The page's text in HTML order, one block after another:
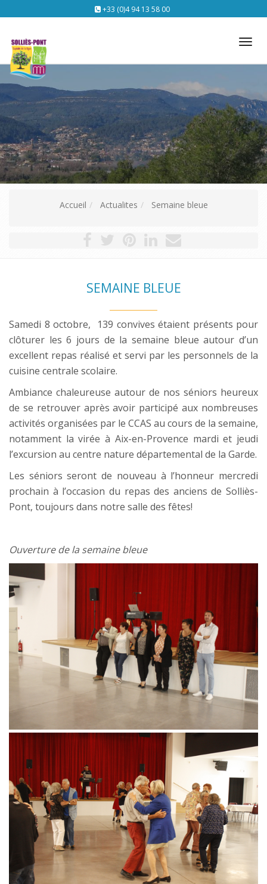
+33 (0)4 94 13 58 00
Accueil Actualites Semaine bleue
SEMAINE BLEUE
Samedi 8 octobre, 139 convives étaient présents pour
clôturer les 6 jours de la semaine bleue autour d’un
excellent repas réalisé et servi par les personnels de la
cuisine centrale scolaire.
Ambiance chaleureuse autour de nos séniors heureux
de se retrouver après avoir participé aux nombreuses
activités organisées par le CCAS au cours de la semaine,
notamment la virée à Aix-en-Provence mardi et jeudi
l’excursion au centre nature départemental de la Garde.
Les séniors seront de nouveau à l’honneur mercredi
prochain à l’occasion du repas des anciens de Solliès-
Pont, toujours dans notre salle des fêtes!
Ouverture de la semaine bleue